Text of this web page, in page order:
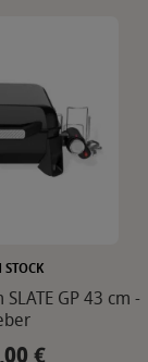
STOCK
GP 43 cm -